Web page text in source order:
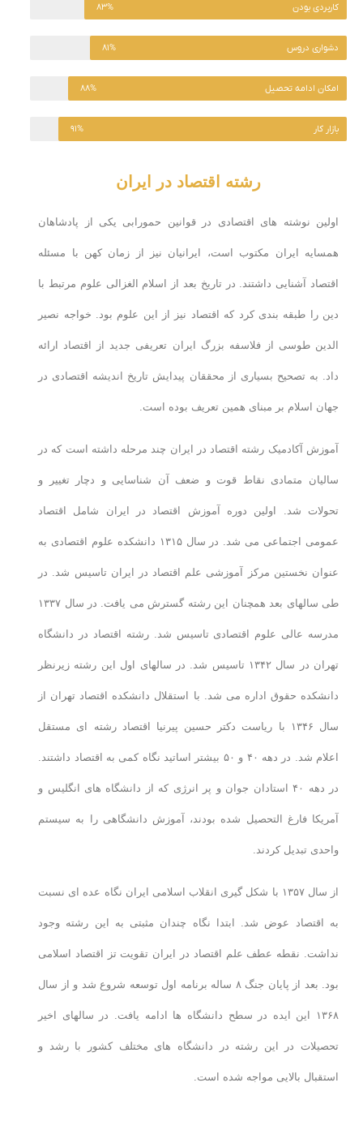
کاربردی بودن ۸۳%
دشواری دروس ۸۱%
امکان ادامه تحصیل ۸۸%
بازار کار ۹۱%
رشته اقتصاد در ایران
اولین نوشته های اقتصادی در قوانین حمورابی یکی از پادشاهان
همسایه ایران مکتوب است، ایرانیان نیز از زمان کهن با مسئله
اقتصاد آشنایی داشتند. در تاریخ بعد از اسلام الغزالی علوم مرتبط با
دین را طبقه بندی کرد که اقتصاد نیز از این علوم بود. خواجه نصیر
الدین طوسی از فلاسفه بزرگ ایران تعریفی جدید از اقتصاد ارائه
داد. به تصحیح بسیاری از محققان پیدایش تاریخ اندیشه اقتصادی در
جهان اسلام بر مبنای همین تعریف بوده است.
آموزش آکادمیک رشته اقتصاد در ایران چند مرحله داشته است که در
سالیان متمادی نقاط قوت و ضعف آن شناسایی و دچار تغییر و
تحولات شد. اولین دوره آموزش اقتصاد در ایران شامل اقتصاد
عمومی اجتماعی می شد. در سال ۱۳۱۵ دانشکده علوم اقتصادی به
عنوان نخستین مرکز آموزشی علم اقتصاد در ایران تاسیس شد. در
طی سالهای بعد همچنان این رشته گسترش می یافت. در سال ۱۳۳۷
مدرسه عالی علوم اقتصادی تاسیس شد. رشته اقتصاد در دانشگاه
تهران در سال ۱۳۴۲ تاسیس شد. در سالهای اول این رشته زیرنظر
دانشکده حقوق اداره می شد. با استقلال دانشکده اقتصاد تهران از
سال ۱۳۴۶ با ریاست دکتر حسین پیرنیا اقتصاد رشته ای مستقل
اعلام شد. در دهه ۴۰ و ۵۰ بیشتر اساتید نگاه کمی به اقتصاد داشتند.
در دهه ۴۰ استادان جوان و پر انرژی که از دانشگاه های انگلیس و
آمریکا فارغ التحصیل شده بودند، آموزش دانشگاهی را به سیستم
واحدی تبدیل کردند.
از سال ۱۳۵۷ با شکل گیری انقلاب اسلامی ایران نگاه عده ای نسبت
به اقتصاد عوض شد. ابتدا نگاه چندان مثبتی به این رشته وجود
نداشت. نقطه عطف علم اقتصاد در ایران تقویت تز اقتصاد اسلامی
بود. بعد از پایان جنگ ۸ ساله برنامه اول توسعه شروع شد و از سال
۱۳۶۸ این ایده در سطح دانشگاه ها ادامه یافت. در سالهای اخیر
تحصیلات در این رشته در دانشگاه های مختلف کشور با رشد و
استقبال بالایی مواجه شده است.